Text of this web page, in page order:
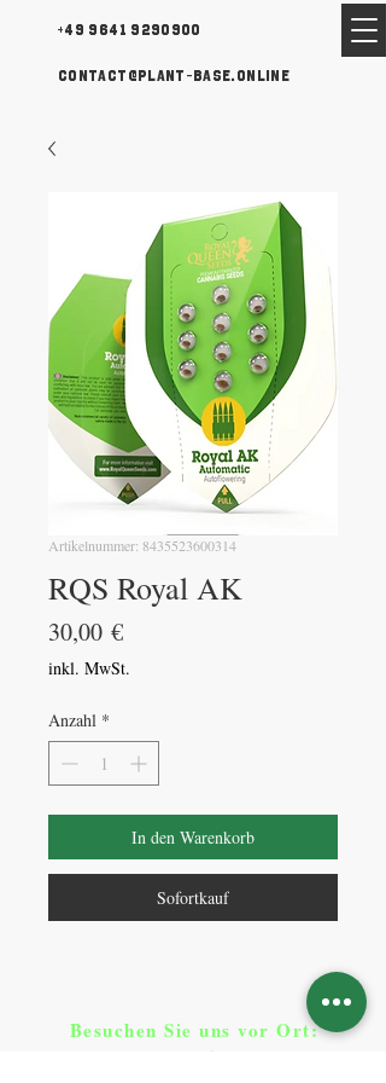
+49 9641 9290900
contact@plant-base.online
Artikelnummer: 8435523600314
RQS Royal AK
30,00 €Preis
inkl. MwSt.
Anzahl *
In den Warenkorb
Sofortkauf
Besuchen Sie uns vor Ort​:
Klicken Sie auf Standorte